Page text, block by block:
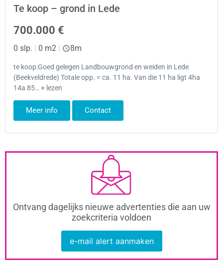
Te koop – grond in Lede
700.000 €
0 slp. | 0 m2 | 8m
te koop:Goed gelegen Landbouwgrond en weiden in Lede
(Beekveldrede) Totale opp. = ca. 11 ha. Van die 11 ha ligt 4ha
14a 85… + lezen
Meer info Contact
Ontvang dagelijks nieuwe advertenties die aan uw
zoekcriteria voldoen
e-mail alert aanmaken